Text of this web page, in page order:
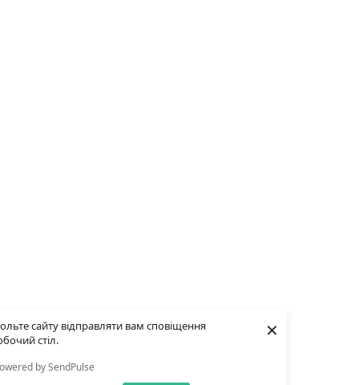
сайту відправляти вам сповіщення
стіл.
by SendPulse
×